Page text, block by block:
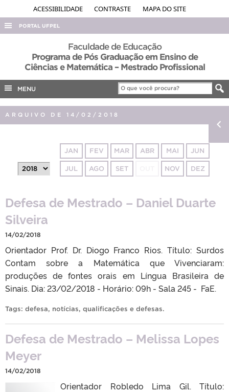
ACESSIBILIDADE CONTRASTE MAPA DO SITE
PORTAL UFPEL
ACESSO À INFORMAÇÃO
AUDITORIA
EDITAIS
PORTARIAS
Faculdade de Educação
Programa de Pós Graduação em Ensino de
Ciências e Matemática – Mestrado Profissional
MENU
ARQUIVO DE 14/02/2018
JAN FEV MAR ABR MAI JUN
JUL AGO SET NOV DEZ
Defesa de Mestrado – Daniel Duarte
Silveira
14/02/2018
Orientador Prof. Dr. Diogo Franco Rios. Título: Surdos
Contam sobre a Matemática que Vivenciaram:
produções de fontes orais em Língua Brasileira de
Sinais. Dia: 23/02/2018 - Horário: 09h - Sala 245 - FaE.
Tags: defesa, notícias, qualificações e defesas.
Defesa de Mestrado – Melissa Lopes
Meyer
14/02/2018
Orientador Robledo Lima Gil. Título: